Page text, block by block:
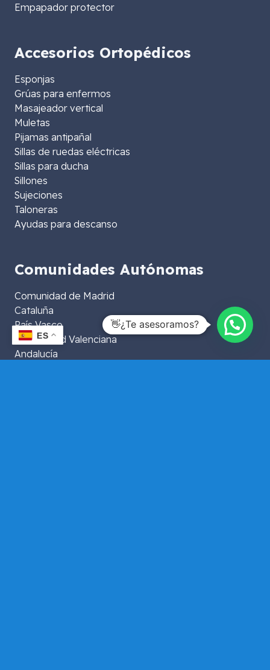
Empapador protector
Accesorios Ortopédicos
Esponjas
Grúas para enfermos
Masajeador vertical
Muletas
Pijamas antipañal
Sillas de ruedas eléctricas
Sillas para ducha
Sillones
Sujeciones
Taloneras
Ayudas para descanso
Comunidades Autónomas
Comunidad de Madrid
Cataluña
País Vasco
Comunidad Valenciana
Andalucía
ES
👋¿Te asesoramos?